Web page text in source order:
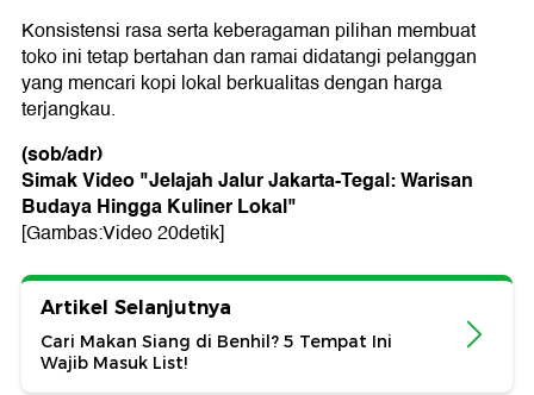
Konsistensi rasa serta keberagaman pilihan membuat
toko ini tetap bertahan dan ramai didatangi pelanggan
yang mencari kopi lokal berkualitas dengan harga
terjangkau.
(sob/adr)
Simak Video "⁠Jelajah Jalur Jakarta-Tegal: Warisan
Budaya Hingga Kuliner Lokal"
[Gambas:Video 20detik]
Artikel Selanjutnya
Cari Makan Siang di Benhil? 5 Tempat Ini
Wajib Masuk List!